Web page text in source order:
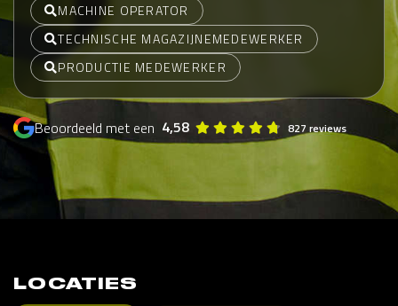
MACHINE OPERATOR
TECHNISCHE MAGAZIJNEMEDEWERKER
PRODUCTIE MEDEWERKER
Beoordeeld met een 4,58 827 reviews
LOCATIES